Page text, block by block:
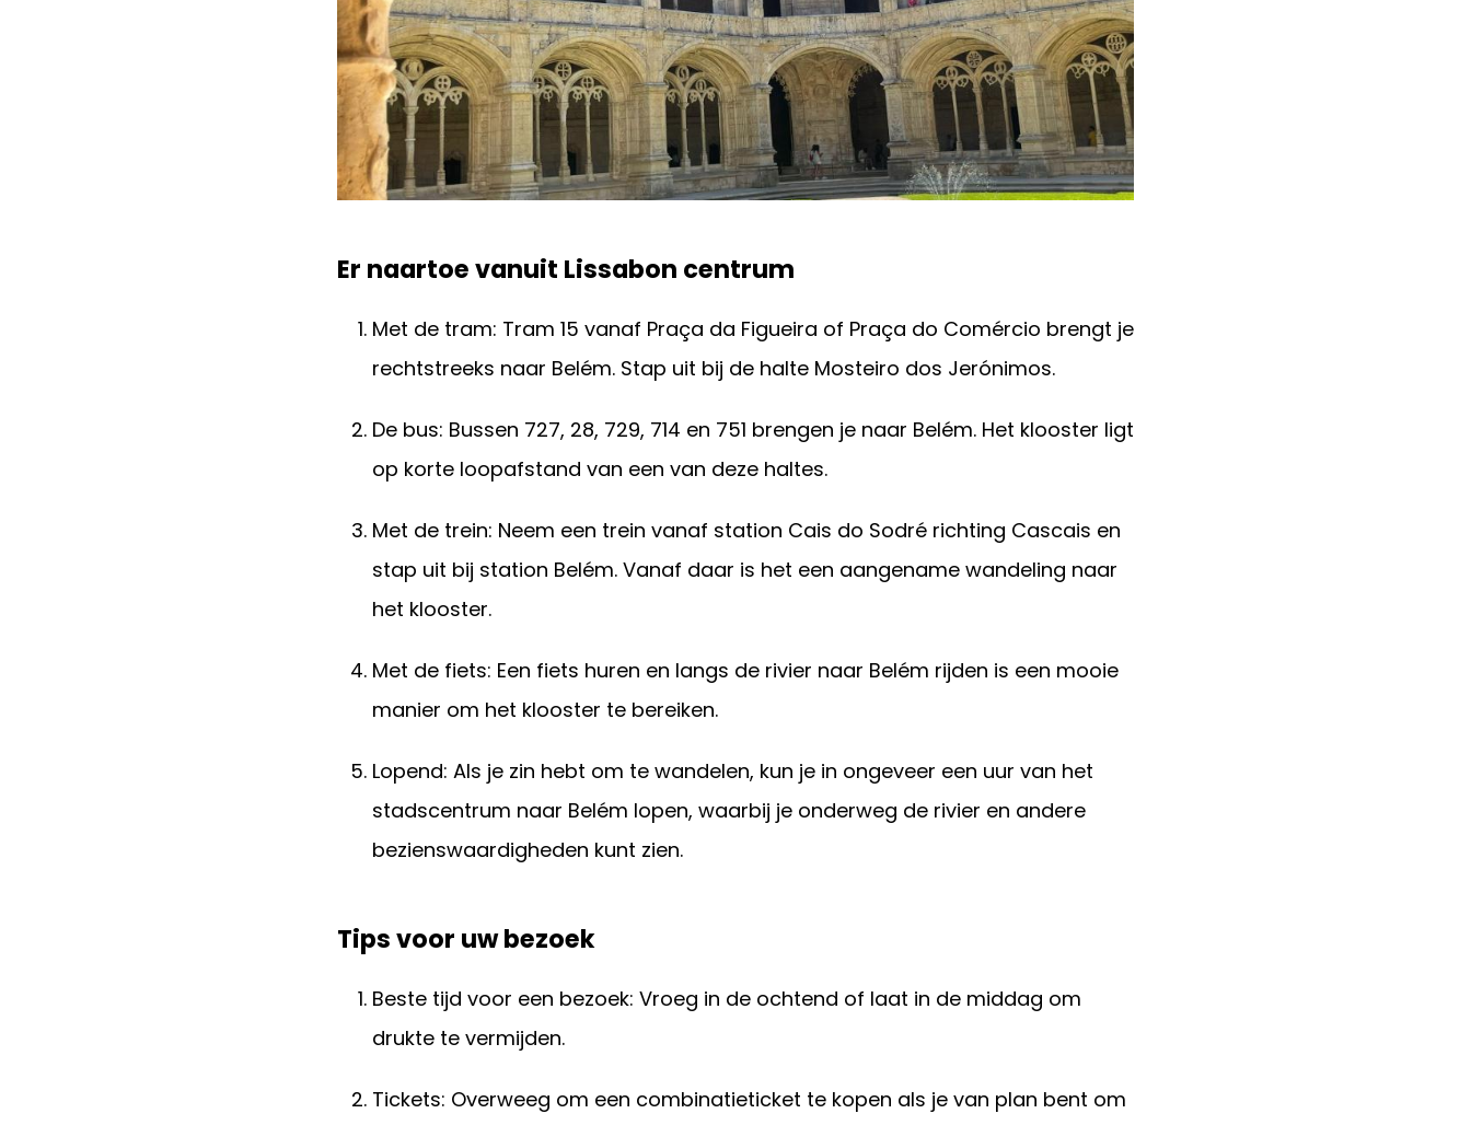
Er naartoe vanuit Lissabon centrum
Met de tram: Tram 15 vanaf Praça da Figueira of Praça do Comércio brengt je
rechtstreeks naar Belém. Stap uit bij de halte Mosteiro dos Jerónimos.
De bus: Bussen 727, 28, 729, 714 en 751 brengen je naar Belém. Het klooster ligt
op korte loopafstand van een van deze haltes.
Met de trein: Neem een trein vanaf station Cais do Sodré richting Cascais en
stap uit bij station Belém. Vanaf daar is het een aangename wandeling naar
het klooster.
Met de fiets: Een fiets huren en langs de rivier naar Belém rijden is een mooie
manier om het klooster te bereiken.
Lopend: Als je zin hebt om te wandelen, kun je in ongeveer een uur van het
stadscentrum naar Belém lopen, waarbij je onderweg de rivier en andere
bezienswaardigheden kunt zien.
Tips voor uw bezoek
Beste tijd voor een bezoek: Vroeg in de ochtend of laat in de middag om
drukte te vermijden.
Tickets: Overweeg om een combinatieticket te kopen als je van plan bent om